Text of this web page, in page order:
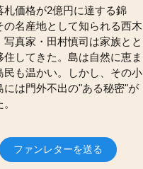
札価格が2億円に達する錦
の名産地として知られる西木
写真家・田村慎司は家族とと
住してきた。島は自然に恵ま
民も温かい。しかし、その小
には門外不出の"ある秘密"が
ファンレターを送る